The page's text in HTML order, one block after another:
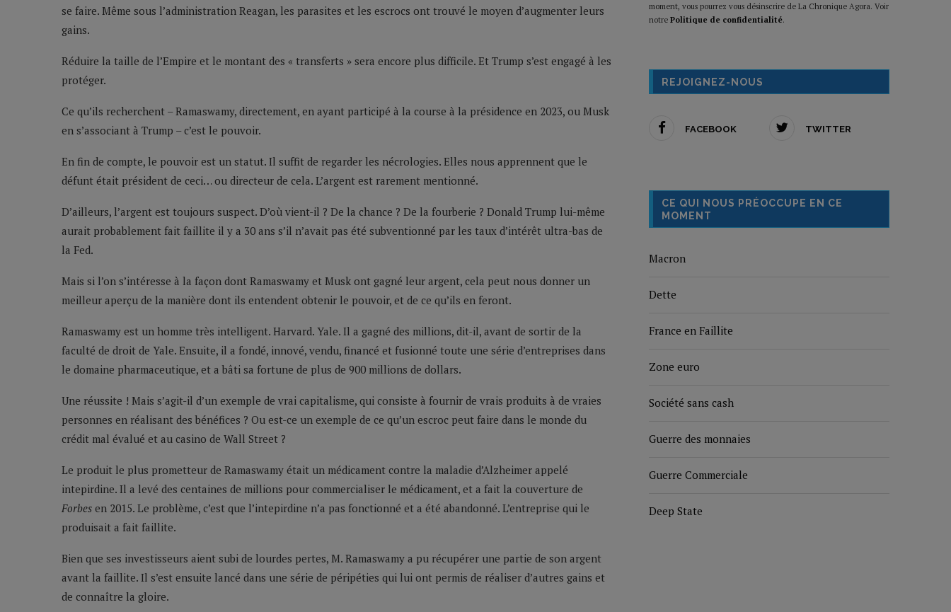
se faire. Même sous l’administration Reagan, les parasites et les escrocs ont trouvé le moyen d’augmenter leurs
gains.
Réduire la taille de l’Empire et le montant des « transferts » sera encore plus difficile. Et Trump s’est engagé à les
protéger.
Ce qu’ils recherchent – Ramaswamy, directement, en ayant participé à la course à la présidence en 2023, ou Musk
en s’associant à Trump – c’est le pouvoir.
En fin de compte, le pouvoir est un statut. Il suffit de regarder les nécrologies. Elles nous apprennent que le
défunt était président de ceci… ou directeur de cela. L’argent est rarement mentionné.
D’ailleurs, l’argent est toujours suspect. D’où vient-il ? De la chance ? De la fourberie ? Donald Trump lui-même
aurait probablement fait faillite il y a 30 ans s’il n’avait pas été subventionné par les taux d’intérêt ultra-bas de
la Fed.
Mais si l’on s’intéresse à la façon dont Ramaswamy et Musk ont gagné leur argent, cela peut nous donner un
meilleur aperçu de la manière dont ils entendent obtenir le pouvoir, et de ce qu’ils en feront.
Ramaswamy est un homme très intelligent. Harvard. Yale. Il a gagné des millions, dit-il, avant de sortir de la
faculté de droit de Yale. Ensuite, il a fondé, innové, vendu, financé et fusionné toute une série d’entreprises dans
le domaine pharmaceutique, et a bâti sa fortune de plus de 900 millions de dollars.
Une réussite ! Mais s’agit-il d’un exemple de vrai capitalisme, qui consiste à fournir de vrais produits à de vraies
personnes en réalisant des bénéfices ? Ou est-ce un exemple de ce qu’un escroc peut faire dans le monde du
crédit mal évalué et au casino de Wall Street ?
Le produit le plus prometteur de Ramaswamy était un médicament contre la maladie d’Alzheimer appelé
intepirdine. Il a levé des centaines de millions pour commercialiser le médicament, et a fait la couverture de
Forbes en 2015. Le problème, c’est que l’intepirdine n’a pas fonctionné et a été abandonné. L’entreprise qui le
produisait a fait faillite.
Bien que ses investisseurs aient subi de lourdes pertes, M. Ramaswamy a pu récupérer une partie de son argent
avant la faillite. Il s’est ensuite lancé dans une série de péripéties qui lui ont permis de réaliser d’autres gains et
de connaître la gloire.
moment, vous pourrez vous désinscrire de La Chronique Agora. Voir
notre Politique de confidentialité.
REJOIGNEZ-NOUS
FACEBOOK TWITTER
CE QUI NOUS PRÉOCCUPE EN CE
MOMENT
Macron
Dette
France en Faillite
Zone euro
Société sans cash
Guerre des monnaies
Guerre Commerciale
Deep State